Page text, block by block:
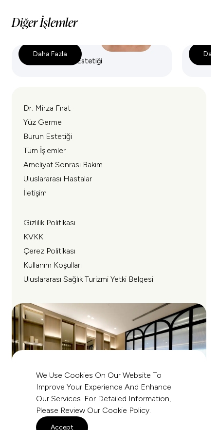
Diğer İşlemler
Üst Göz Kapağı Estetiği
Daha Fazla
Dr. Mirza Fırat
Yüz Germe
Burun Estetiği
Tüm İşlemler
Ameliyat Sonrası Bakım
Uluslararası Hastalar
İletişim
Gizlilik Politikası
KVKK
Çerez Politikası
Kullanım Koşulları
Uluslararası Sağlık Turizmi Yetki Belgesi
We Use Cookies On Our Website To
Improve Your Experience And Enhance
Our Services. For Detailed Information,
Please Review Our Cookie Policy.
Accept